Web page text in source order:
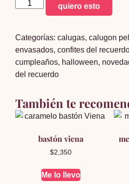
caramelo
cantidad
quiero esto
Categorías:calugas,calugon
envasados,confites del
cumpleaños, halloween,
del recuerdo
También te
bastón viena
$2,350
Me lo llevo